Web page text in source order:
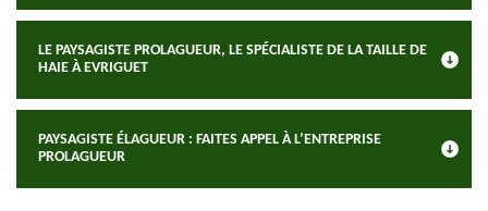
LE PAYSAGISTE PROLAGUEUR, LE SPÉCIALISTE DE LA TAILLE DE
HAIE À EVRIGUET
PAYSAGISTE ÉLAGUEUR : FAITES APPEL À L’ENTREPRISE
PROLAGUEUR